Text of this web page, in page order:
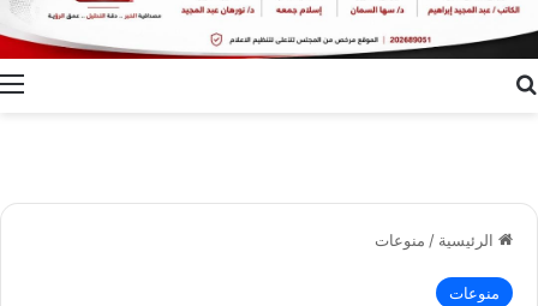
الرئيسية / منوعات
منوعات